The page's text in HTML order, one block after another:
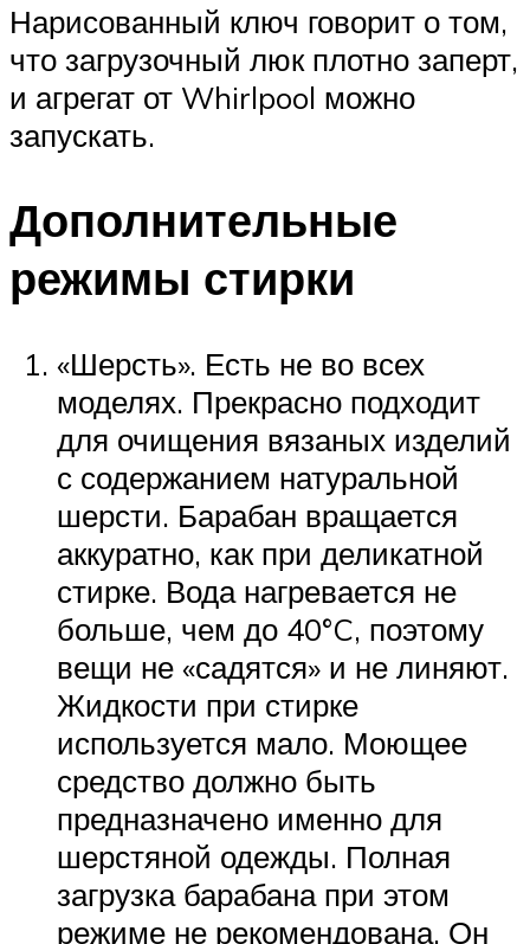
Нарисованный ключ говорит о том,
что загрузочный люк плотно заперт,
и агрегат от Whirlpool можно
запускать.
Дополнительные
режимы стирки
«Шерсть». Есть не во всех
моделях. Прекрасно подходит
для очищения вязаных изделий
с содержанием натуральной
шерсти. Барабан вращается
аккуратно, как при деликатной
стирке. Вода нагревается не
больше, чем до 40°C, поэтому
вещи не «садятся» и не линяют.
Жидкости при стирке
используется мало. Моющее
средство должно быть
предназначено именно для
шерстяной одежды. Полная
загрузка барабана при этом
режиме не рекомендована. Он